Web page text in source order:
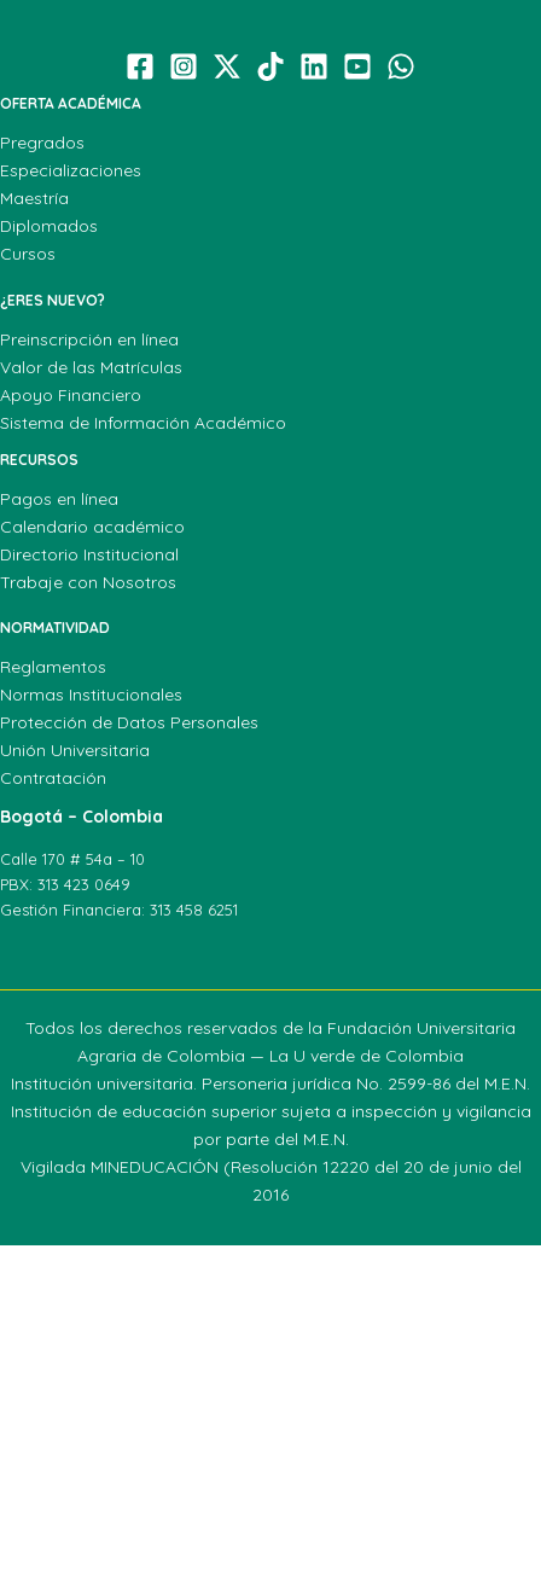
OFERTA ACADÉMICA
Pregrados
Especializaciones
Maestría
Diplomados
Cursos
¿ERES NUEVO?
Preinscripción en línea
Valor de las Matrículas
Apoyo Financiero
Sistema de Información Académico
RECURSOS
Pagos en línea
Calendario académico
Directorio Institucional
Trabaje con Nosotros
NORMATIVIDAD
Reglamentos
Normas Institucionales
Protección de Datos Personales
Unión Universitaria
Contratación
Bogotá – Colombia
Calle 170 # 54a – 10
PBX: 313 423 0649
Gestión Financiera: 313 458 6251
Todos los derechos reservados de la Fundación Universitaria
Agraria de Colombia — La U verde de Colombia
Institución universitaria. Personeria jurídica No. 2599-86 del M.E.N.
Institución de educación superior sujeta a inspección y vigilancia
por parte del M.E.N.
Vigilada MINEDUCACIÓN (Resolución 12220 del 20 de junio del
2016